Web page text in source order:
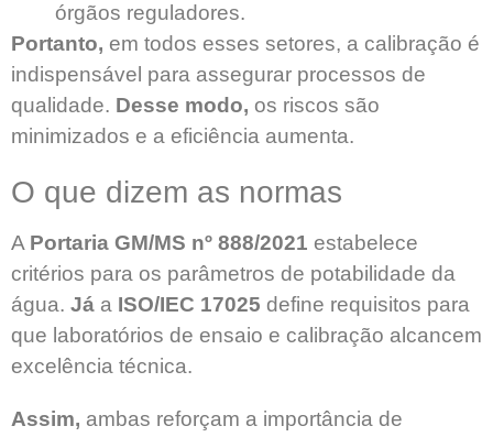
órgãos reguladores.
Portanto, em todos esses setores, a calibração é
indispensável para assegurar processos de
qualidade. Desse modo, os riscos são
minimizados e a eficiência aumenta.
O que dizem as normas
A Portaria GM/MS nº 888/2021 estabelece
critérios para os parâmetros de potabilidade da
água. Já a ISO/IEC 17025 define requisitos para
que laboratórios de ensaio e calibração alcancem
excelência técnica.
Assim, ambas reforçam a importância de